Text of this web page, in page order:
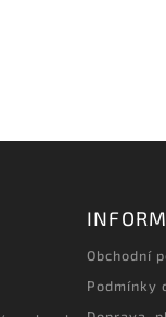
Obchodní
Podmínky